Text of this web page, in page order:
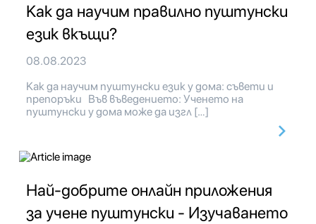
Как да научим правилно пуштунски
език вкъщи?
08.08.2023
Как да научим пуштунски език у дома: съвети и
препоръки Във въведението: Ученето на
пуштунски у дома може да изгл […]
Най-добрите онлайн приложения
за учене пуштунски - Изучаването